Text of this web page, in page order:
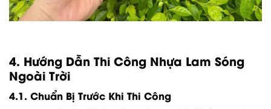
4. Hướng Dẫn Thi Công Nhựa Lam Sóng
Ngoài Trời
4.1. Chuẩn Bị Trước Khi Thi Công